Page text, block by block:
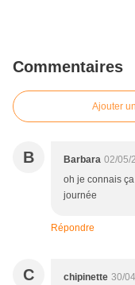
Commentaires
Ajouter
B Barbara 02/05/
oh je connais
journée
Répondre
C chipinette 30/